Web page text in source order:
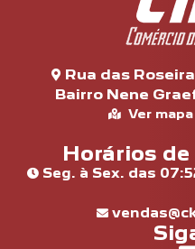
Rua das
Bairro Nene
Ver mapa
Horários
Seg. à Sex. das